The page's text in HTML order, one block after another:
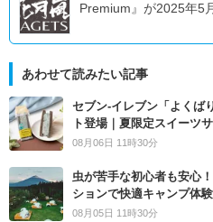
Premium』が2025年5
あわせて読みたい記事
セブン‐イレブン「よくば
ト登場｜夏限定スイーツ
08月06日 11時30分
虫が苦手な初心者も安心
ションで快適キャンプ体験
08月05日 11時30分